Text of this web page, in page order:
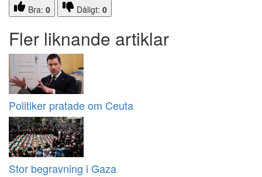
Bra: 0 Dåligt: 0
Fler liknande artiklar
Politiker pratade om Ceuta
Stor begravning i Gaza